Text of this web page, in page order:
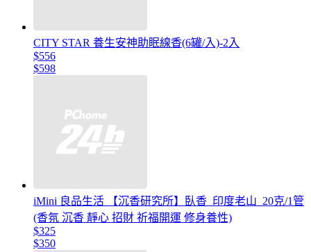
CITY STAR 養生安神助眠線香(6罐/入)-2入
$556
$598
iMini 良品生活 【沉香研究所】臥香_印度老山_20克/1管
(香氛 沉香 靜心 招財 祈福開運 修身養性)
$325
$350